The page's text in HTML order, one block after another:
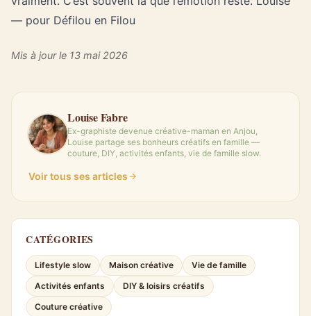
— pour Défilou en Filou
Mis à jour le 13 mai 2026
Louise Fabre
Ex-graphiste devenue créative-maman en Anjou,
Louise partage ses bonheurs créatifs en famille —
couture, DIY, activités enfants, vie de famille slow.
Voir tous ses articles
CATÉGORIES
Lifestyle slow Maison créative
Vie de famille
Activités enfants
DIY & loisirs créatifs
Couture créative